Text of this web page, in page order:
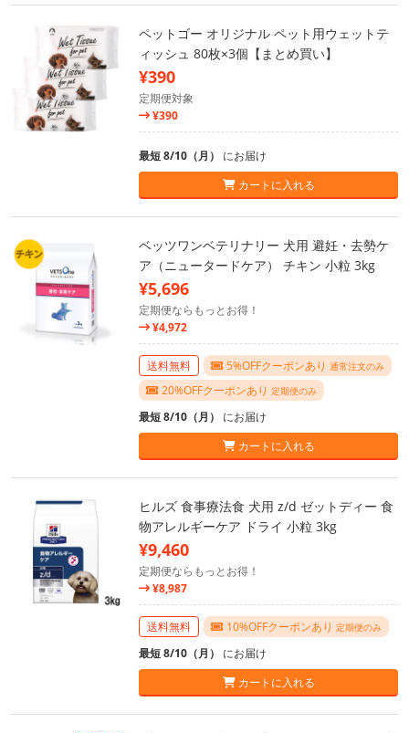
ペットゴー オリジナル ペット用ウェットテ
ィッシュ 80枚×3個【まとめ買い】
¥390
定期便対象
¥390
最短 8/10（月） にお届け
カートに入れる
ベッツワンベテリナリー 犬用 避妊・去勢ケ
ア（ニュータードケア） チキン 小粒 3kg
¥5,696
定期便ならもっとお得！
¥4,972
送料無料 5%OFFクーポンあり 通常注文のみ
20%OFFクーポンあり 定期便のみ
最短 8/10（月） にお届け
カートに入れる
ヒルズ 食事療法食 犬用 z/d ゼットディー 食
物アレルギーケア ドライ 小粒 3kg
¥9,460
定期便ならもっとお得！
¥8,987
送料無料 10%OFFクーポンあり 定期便のみ
最短 8/10（月） にお届け
カートに入れる